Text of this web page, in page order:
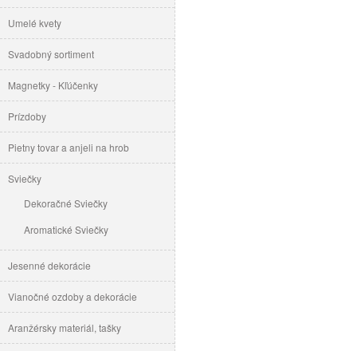
Umelé kvety
Svadobný sortiment
Magnetky - Kľúčenky
Prízdoby
Pietny tovar a anjeli na hrob
Sviečky
Dekoračné Sviečky
Aromatické Sviečky
Jesenné dekorácie
Vianočné ozdoby a dekorácie
Aranžérsky materiál, tašky